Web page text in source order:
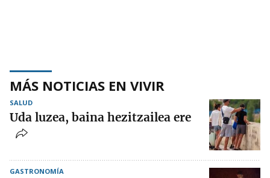
MÁS NOTICIAS EN VIVIR
SALUD
Uda luzea, baina hezitzailea ere
GASTRONOMÍA